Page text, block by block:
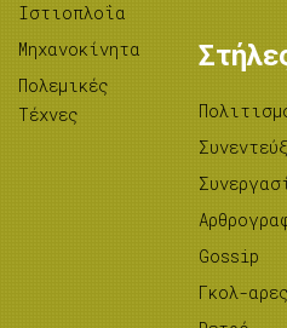
Ιστιοπλοΐα
Μηχανοκίνητα
Πολεμικές
Τέχνες
Gossip
Γκολ-αρες